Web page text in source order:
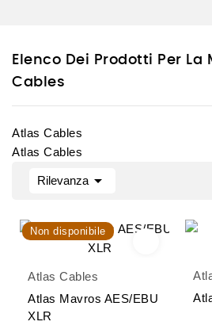
Elenco Dei Prodotti Per La
Cables
Atlas Cables
Atlas Cables
Rilevanza
Non disponibile
Atlas Cables
Atlas Mavros AES/EBU
XLR